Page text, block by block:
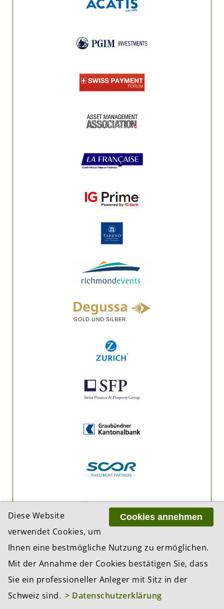
Cookies annehmen
Diese Website
verwendet Cookies, um
Ihnen eine bestmögliche Nutzung zu ermöglichen.
Mit der Annahme der Cookies bestätigen Sie, dass
Sie ein professioneller Anleger mit Sitz in der
Schweiz sind. > Datenschutzerklärung